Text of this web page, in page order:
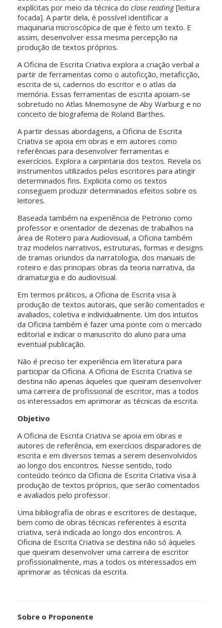
explícitas por meio da técnica do close reading[leitura
focada]. A partir dela, é possível identificar a
maquinaria microscópica de que é feito um texto. E
assim, desenvolver essa mesma percepção na
produção de textos próprios.
A Oficina de Escrita Criativa explora a criação verbal a
partir de ferramentas como o autoficção, metaficção,
escrita de si, cadernos do escritor e o atlas da
memória. Essas ferramentas de escrita apoiam-se
sobretudo no Atlas Mnemosyne de Aby Warburg e no
conceito de biografema de Roland Barthes.
A partir dessas abordagens, a Oficina de Escrita
Criativa se apoia em obras e em autores como
referências para desenvolver ferramentas e
exercícios. Explora a carpintaria dos textos. Revela os
instrumentos utilizados pelos escritores para atingir
determinados fins. Explicita como os textos
conseguem produzir determinados efeitos sobre os
leitores.
Baseada também na experiência de Petronio como
professor e orientador de dezenas de trabalhos na
área de Roteiro para Audiovisual, a Oficina também
traz modelos narrativos, estruturas, formas e designs
de tramas oriundos da narratologia, dos manuais de
roteiro e das principais obras da teoria narrativa, da
dramaturgia e do audiovisual.
Em termos práticos, a Oficina de Escrita visa à
produção de textos autorais, que serão comentados e
avaliados, coletiva e individualmente. Um dos intuitos
da Oficina também é fazer uma ponte com o mercado
editorial e indicar o manuscrito do aluno para uma
eventual publicação.
Não é preciso ter experiência em literatura para
participar da Oficina. A Oficina de Escrita Criativa se
destina não apenas àqueles que queiram desenvolver
uma carreira de profissional de escritor, mas a todos
os interessados em aprimorar as técnicas da escrita.
Objetivo
A Oficina de Escrita Criativa se apoia em obras e
autores de referência, em exercícios disparadores de
escrita e em diversos temas a serem desenvolvidos
ao longo dos encontros. Nesse sentido, todo
conteúdo teórico da Oficina de Escrita Criativa visa à
produção de textos próprios, que serão comentados
e avaliados pelo professor.
Uma bibliografia de obras e escritores de destaque,
bem como de obras técnicas referentes à escrita
criativa, será indicada ao longo dos encontros. A
Oficina de Escrita Criativa se destina não só àqueles
que queiram desenvolver uma carreira de escritor
profissionalmente, mas a todos os interessados em
aprimorar as técnicas da escrita.
Sobre o Proponente